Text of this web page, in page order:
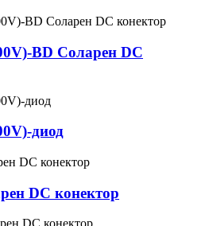
BD Соларен DC
диод
DC конектор